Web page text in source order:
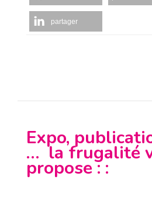
partager
Expo,
… la frugalité
propose : :